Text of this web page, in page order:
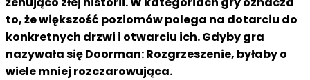
to, że większość poziomów polega na dotarciu do
konkretnych drzwi i otwarciu ich. Gdyby gra
nazywała się Doorman: Rozgrzeszenie, byłaby o
wiele mniej rozczarowująca.